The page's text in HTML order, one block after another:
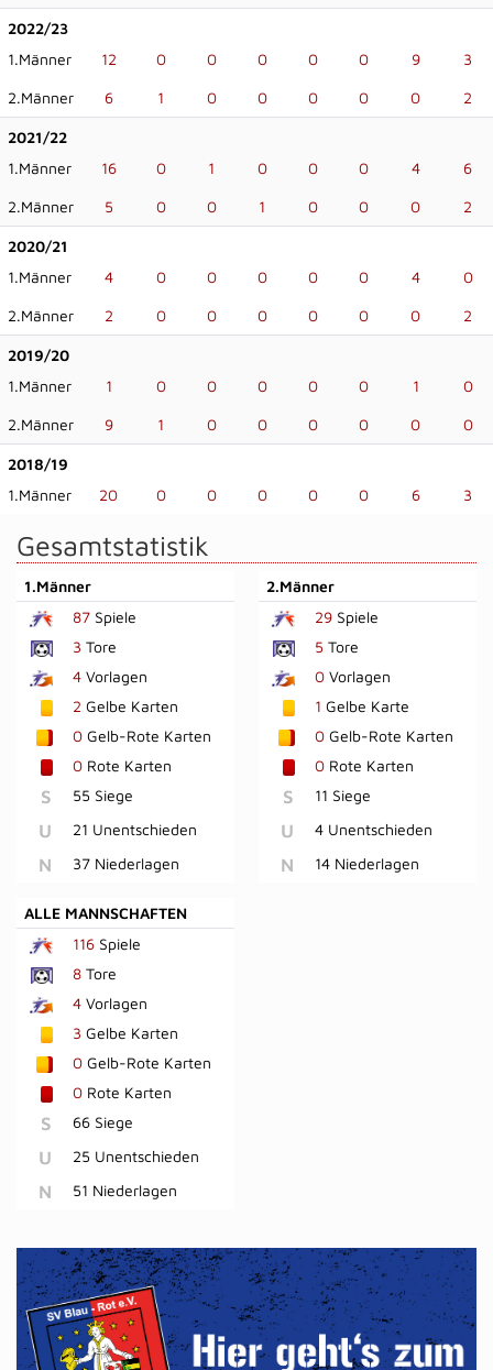
2022/23
1.Männer
12 0 0 0 0 0 9 3
2.Männer 6 1 0 0 0 0 0 2
2021/22
1.Männer
16 0 1 0 0 0 4 6
2.Männer 5 0 0 1 0 0 0 2
2020/21
1.Männer
4 0 0 0 0 0 4 0
2.Männer 2 0 0 0 0 0 0 2
2019/20
1.Männer
1 0 0 0 0 0 1 0
2.Männer 9 1 0 0 0 0 0 0
2018/19
1.Männer
20 0 0 0 0 0 6 3
Gesamtstatistik
1.Männer
87 Spiele
3 Tore
4 Vorlagen
2 Gelbe Karten
0 Gelb-Rote Karten
0 Rote Karten
S 55 Siege
U 21 Unentschieden
N 37 Niederlagen
2.Männer
29Spiele
5 Tore
0Vorlagen
1 Gelbe Karte
0Gelb-Rote Karten
0Rote Karten
S 11 Siege
U 4 Unentschieden
N 14 Niederlagen
ALLE MANNSCHAFTEN
116 Spiele
8 Tore
4 Vorlagen
3 Gelbe Karten
0 Gelb-Rote Karten
0 Rote Karten
S 66 Siege
U 25 Unentschieden
N 51 Niederlagen